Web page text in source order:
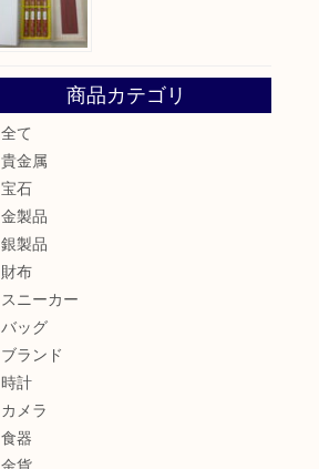
商品カテゴリ
全て
貴金属
宝石
金製品
銀製品
財布
スニーカー
バッグ
ブランド
時計
カメラ
食器
金貨